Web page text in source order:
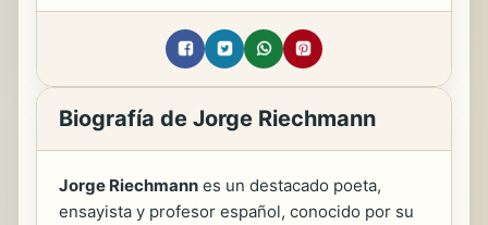
Biografía de Jorge Riechmann
Jorge Riechmann es un destacado poeta,
ensayista y profesor español, conocido por su